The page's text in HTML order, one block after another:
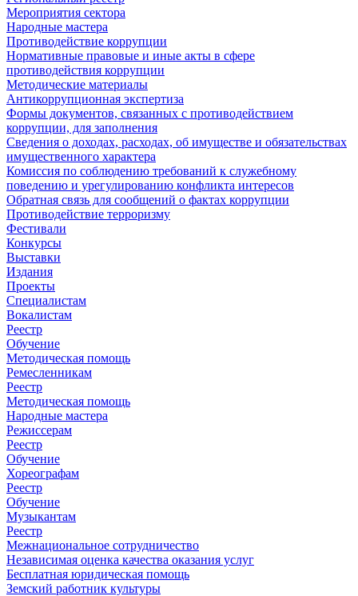
Мероприятия сектора
Народные мастера
Противодействие коррупции
Нормативные правовые и иные акты в сфере
противодействия коррупции
Методические материалы
Антикоррупционная экспертиза
Формы документов, связанных с противодействием
коррупции, для заполнения
Сведения о доходах, расходах, об имуществе и обязательствах
имущественного характера
Комиссия по соблюдению требований к служебному
поведению и урегулированию конфликта интересов
Обратная связь для сообщений о фактах коррупции
Противодействие терроризму
Фестивали
Конкурсы
Выставки
Издания
Проекты
Специалистам
Вокалистам
Реестр
Обучение
Методическая помощь
Ремесленникам
Реестр
Методическая помощь
Народные мастера
Режиссерам
Реестр
Обучение
Хореографам
Реестр
Обучение
Музыкантам
Реестр
Межнациональное сотрудничество
Независимая оценка качества оказания услуг
Бесплатная юридическая помощь
Земский работник культуры